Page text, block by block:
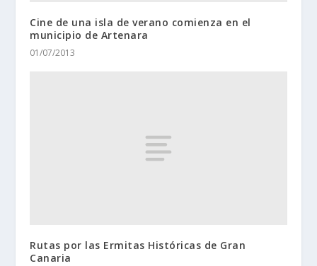
Cine de una isla de verano comienza en el
municipio de Artenara
01/07/2013
Rutas por las Ermitas Históricas de Gran
Canaria